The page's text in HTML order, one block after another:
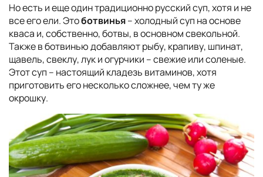
Но есть и еще один традиционно русский суп, хотя и не
все его ели. Этоботвинья– холодный суп на основе
кваса и, собственно, ботвы, в основном свекольной.
Также в ботвинью добавляют рыбу, крапиву, шпинат,
щавель, свеклу, лук и огурчики – свежие или соленые.
Этот суп – настоящий кладезь витаминов, хотя
приготовить его несколько сложнее, чем ту же
окрошку.